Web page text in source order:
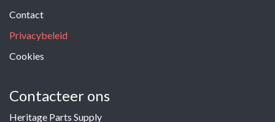
Contact
Privacybeleid
Cookies
Contacteer ons
Heritage Parts Supply